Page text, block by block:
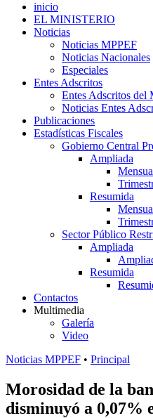
inicio
EL MINISTERIO
Noticias
Noticias MPPEF
Noticias Nacionales
Especiales
Entes Adscritos
Entes Adscritos del
Noticias Entes
Publicaciones
Estadísticas Fiscales
Gobierno Central
Ampliada
Resumida
Sector Público
Ampliada
Resumida
Contactos
Multimedia
Galería
Video
Noticias MPPEF • Principal
Morosidad de la
disminuyó a 0,07%